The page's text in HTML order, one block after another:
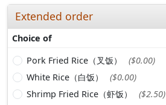
Extended order
Choice of
Pork Fried Rice（叉饭）
($0.00)
White Rice（白饭）
($0.00)
Shrimp Fried Rice（虾饭）
($2.50)